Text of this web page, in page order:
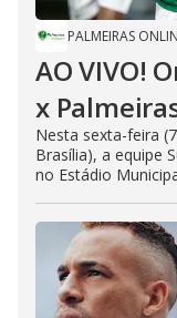
PALMEIRAS
AO VIVO!
x
Nesta sexta-feira
Brasília), a equipe
no Estádio